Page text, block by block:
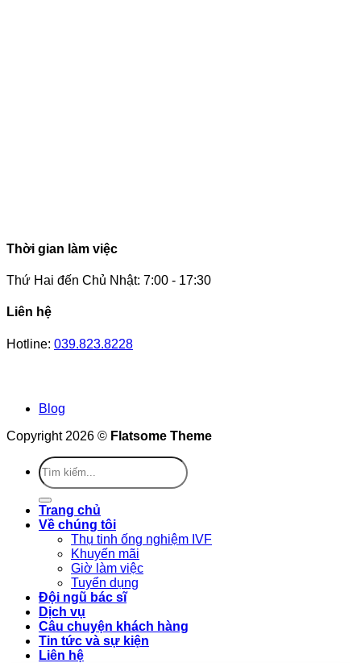
Thời gian làm việc
Thứ Hai đến Chủ Nhật: 7:00 - 17:30
Liên hệ
Hotline: 039.823.8228
Blog
Copyright 2026 © Flatsome Theme
Trang chủ
Về chúng tôi
Thụ tinh ống nghiệm IVF
Khuyến mãi
Giờ làm việc
Tuyển dụng
Đội ngũ bác sĩ
Dịch vụ
Câu chuyện khách hàng
Tin tức và sự kiện
Liên hệ